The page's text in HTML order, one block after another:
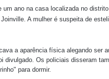
ano na casa localizada no
A mulher é suspeita de
a aparência física alegando ser
divulgado. Os policiais disseram
para dormir.